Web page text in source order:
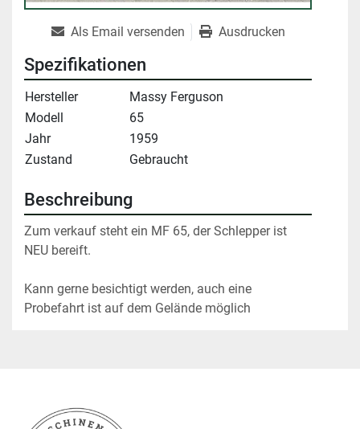
Als Email versenden Ausdrucken
Spezifikationen
Hersteller
Massy Ferguson
Modell
65
Jahr
1959
Zustand
Gebraucht
Beschreibung
Zum verkauf steht ein MF 65, der Schlepper ist
NEU bereift.
Kann gerne besichtigt werden, auch eine
Probefahrt ist auf dem Gelände möglich